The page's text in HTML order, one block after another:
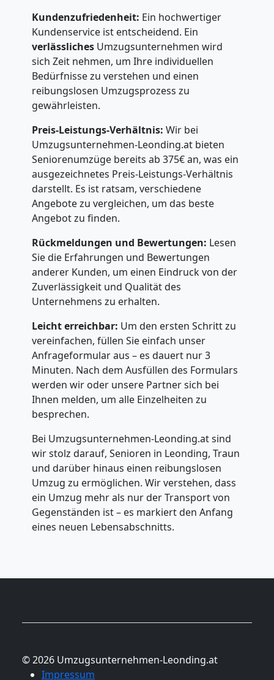
Kundenzufriedenheit: Ein hochwertiger
Kundenservice ist entscheidend. Ein
verlässliches Umzugsunternehmen wird
sich Zeit nehmen, um Ihre individuellen
Bedürfnisse zu verstehen und einen
reibungslosen Umzugsprozess zu
gewährleisten.
Preis-Leistungs-Verhältnis: Wir bei
Umzugsunternehmen-Leonding.at bieten
Seniorenumzüge bereits ab 375€ an, was ein
ausgezeichnetes Preis-Leistungs-Verhältnis
darstellt. Es ist ratsam, verschiedene
Angebote zu vergleichen, um das beste
Angebot zu finden.
Rückmeldungen und Bewertungen: Lesen
Sie die Erfahrungen und Bewertungen
anderer Kunden, um einen Eindruck von der
Zuverlässigkeit und Qualität des
Unternehmens zu erhalten.
Leicht erreichbar: Um den ersten Schritt zu
vereinfachen, füllen Sie einfach unser
Anfrageformular aus – es dauert nur 3
Minuten. Nach dem Ausfüllen des Formulars
werden wir oder unsere Partner sich bei
Ihnen melden, um alle Einzelheiten zu
besprechen.
Bei Umzugsunternehmen-Leonding.at sind
wir stolz darauf, Senioren in Leonding, Traun
und darüber hinaus einen reibungslosen
Umzug zu ermöglichen. Wir verstehen, dass
ein Umzug mehr als nur der Transport von
Gegenständen ist – es markiert den Anfang
eines neuen Lebensabschnitts.
© 2026 Umzugsunternehmen-Leonding.at
Impressum